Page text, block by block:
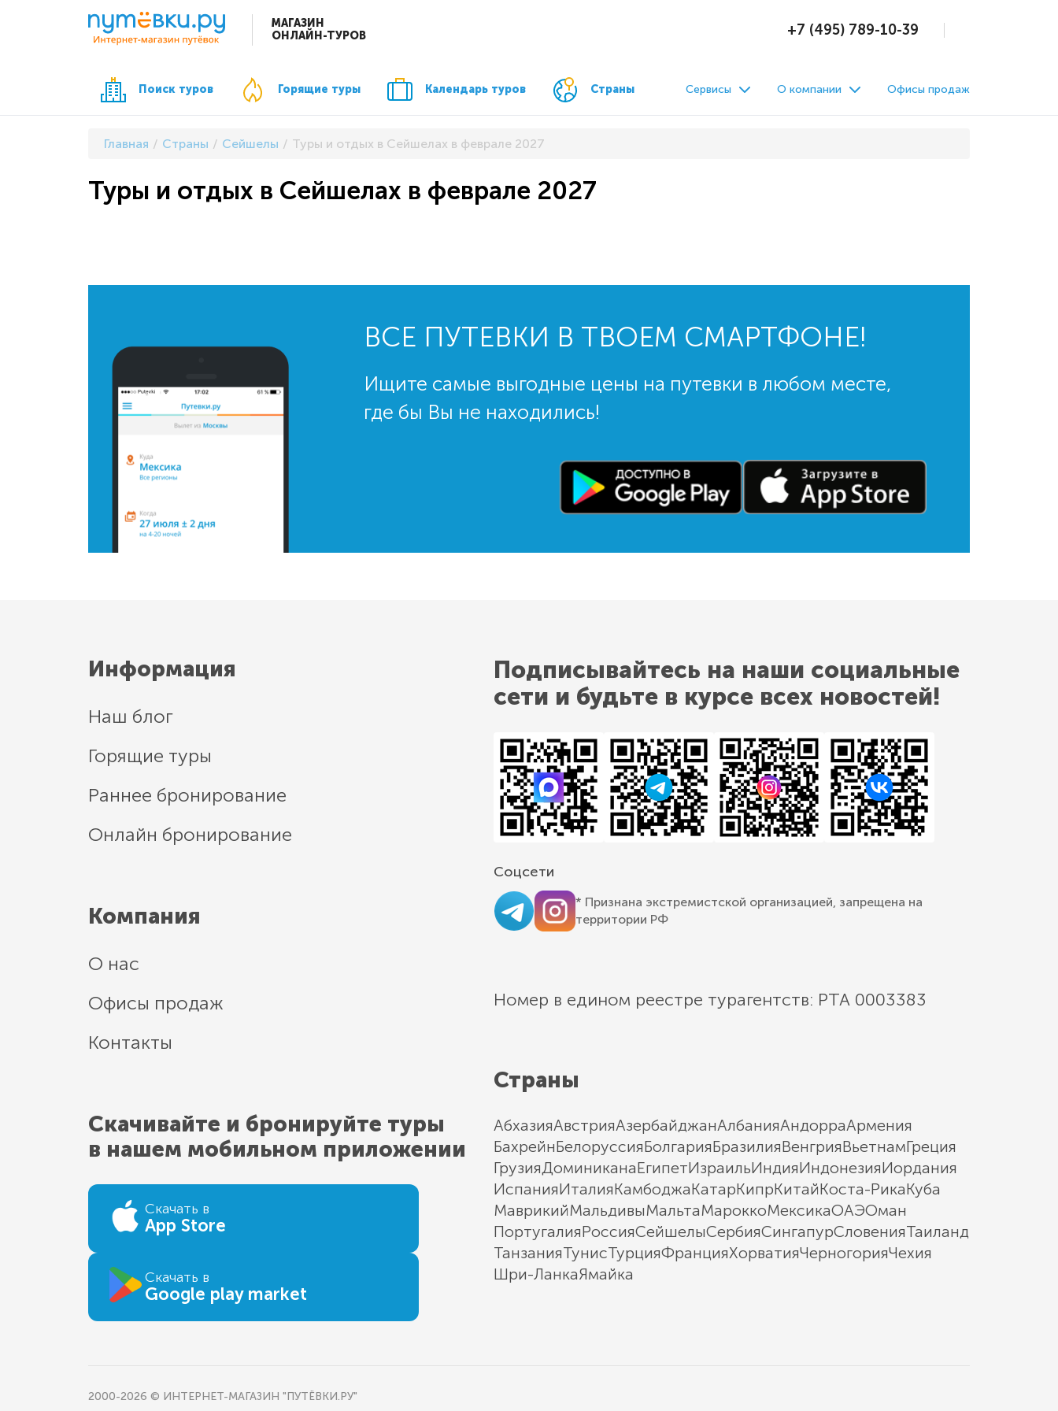
МАГАЗИН
ОНЛАЙН-ТУРОВ
+7 (495) 789-10-39
Поиск туров Горящие туры Календарь туров Страны Сервисы О компании Офисы продаж
Главная Страны Сейшелы Туры и отдых в Сейшелах в феврале 2027
Туры и отдых в Сейшелах в феврале 2027
ВСЕ ПУТЕВКИ В ТВОЕМ СМАРТФОНЕ!
Ищите самые выгодные цены на путевки в любом месте,
где бы Вы не находились!
Информация
Наш блог
Горящие туры
Раннее бронирование
Онлайн бронирование
Компания
О нас
Офисы продаж
Контакты
Скачивайте и бронируйте туры
в нашем мобильном приложении
Скачать в
App Store
Скачать в
Google play market
Подписывайтесь на наши социальные
сети и будьте в курсе всех новостей!
Соцсети
* Признана экстремистской организацией, запрещена на
территории РФ
Номер в едином реестре турагентств: РТА 0003383
Страны
АбхазияАвстрияАзербайджанАлбанияАндорраАрмения
БахрейнБелоруссияБолгарияБразилияВенгрияВьетнамГреция
ГрузияДоминиканаЕгипетИзраильИндияИндонезияИордания
ИспанияИталияКамбоджаКатарКипрКитайКоста-РикаКуба
МаврикийМальдивыМальтаМароккоМексикаОАЭОман
ПортугалияРоссияСейшелыСербияСингапурСловенияТаиланд
ТанзанияТунисТурцияФранцияХорватияЧерногорияЧехия
Шри-ЛанкаЯмайка
2000-2026 © ИНТЕРНЕТ-МАГАЗИН "ПУТЁВКИ.РУ"